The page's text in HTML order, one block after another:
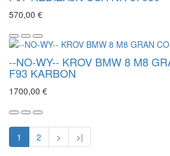
570,00 €
--NO-WY-- KROV BMW 8 M8
F93 KARBON
1700,00 €
1 2 > >|